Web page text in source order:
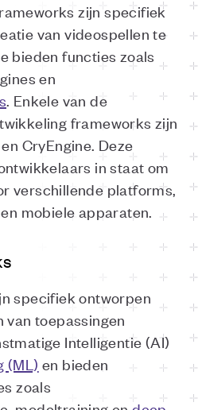
zijn specifiek
van videospellen te
bieden functies zoals
en
. Enkele van de
frameworks zijn
CryEngine. Deze
in staat om
verschillende platforms,
mobiele apparaten.
specifiek ontworpen
van toepassingen
Intelligentie (AI)
(ML) en bieden
zoals